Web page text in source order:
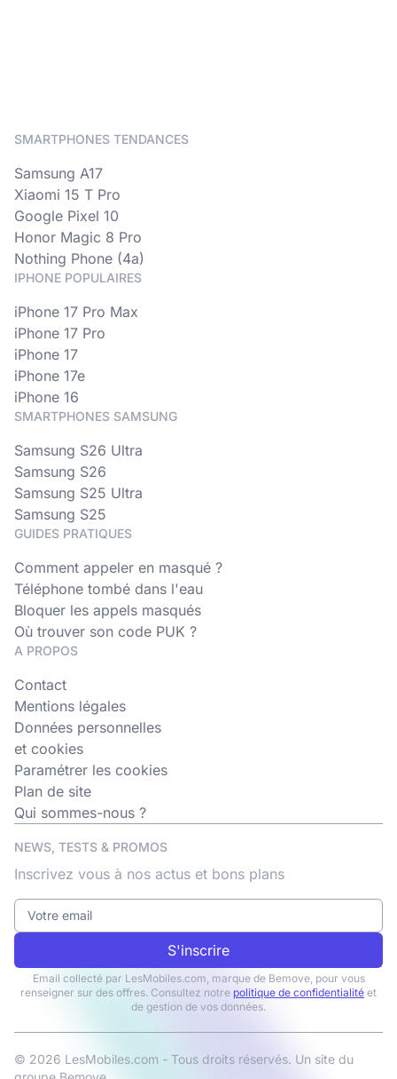
SMARTPHONES TENDANCES
Samsung A17
Xiaomi 15 T Pro
Google Pixel 10
Honor Magic 8 Pro
Nothing Phone (4a)
IPHONE POPULAIRES
iPhone 17 Pro Max
iPhone 17 Pro
iPhone 17
iPhone 17e
iPhone 16
SMARTPHONES SAMSUNG
Samsung S26 Ultra
Samsung S26
Samsung S25 Ultra
Samsung S25
GUIDES PRATIQUES
Comment appeler en masqué ?
Téléphone tombé dans l'eau
Bloquer les appels masqués
Où trouver son code PUK ?
A PROPOS
Contact
Mentions légales
Données personnelles
et cookies
Paramétrer les cookies
Plan de site
Qui sommes-nous ?
NEWS, TESTS & PROMOS
Inscrivez vous à nos actus et bons plans
S'inscrire
Email collecté par LesMobiles.com, marque de Bemove, pour vous
renseigner sur des offres. Consultez notre politique de confidentialité et
de gestion de vos données.
© 2026 LesMobiles.com - Tous droits réservés. Un site du